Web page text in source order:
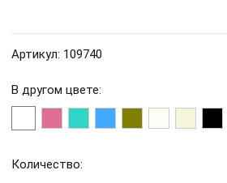
Артикул: 109740
В другом цвете:
Количество: